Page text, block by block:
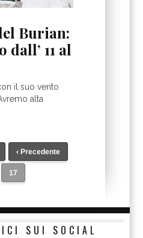
Burian:
11 al
il suo vento
alta
‹ Precedente
17
SUI SOCIAL